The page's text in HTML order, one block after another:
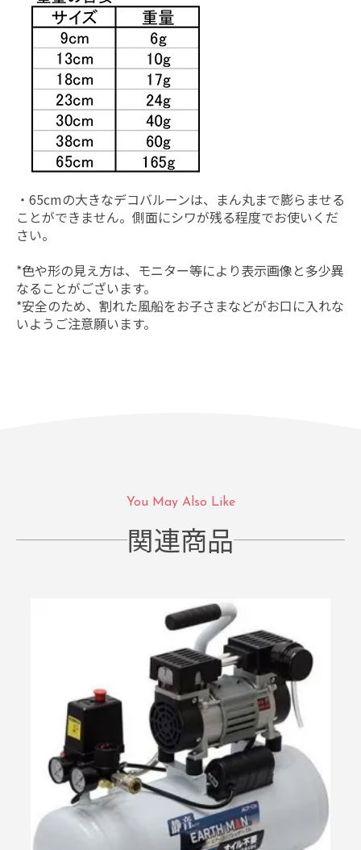
・65cmの大きなデコバルーンは、まん丸まで膨らませる
ことができません。側面にシワが残る程度でお使いくだ
さい。
*色や形の見え方は、モニター等により表示画像と多少異
なることがございます。
*安全のため、割れた風船をお子さまなどがお口に入れな
いようご注意願います。
You May Also Like
関連商品